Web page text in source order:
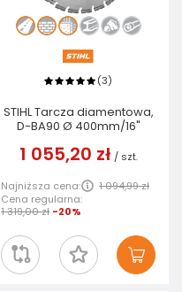
(3)
STIHL Tarcza diamentowa,
D-BA90 Ø 400mm/16"
1 055,20 zł / szt.
Najniższa cena:
1 094,99 zł
Cena regularna:
1 319,00 zł -20%